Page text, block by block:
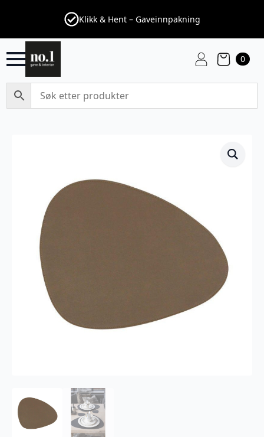
Klikk & Hent – Gaveinnpakning
0